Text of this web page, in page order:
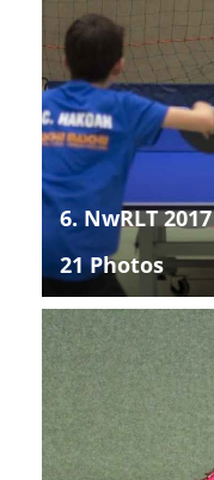
6. NwRLT 2017
21 Photos